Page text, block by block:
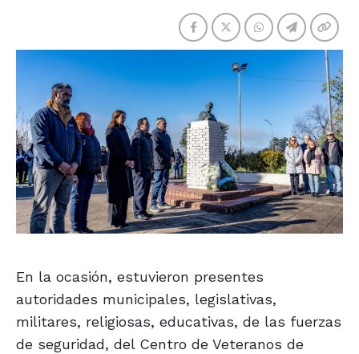
En la ocasión, estuvieron presentes
autoridades municipales, legislativas,
militares, religiosas, educativas, de las fuerzas
de seguridad, del Centro de Veteranos de